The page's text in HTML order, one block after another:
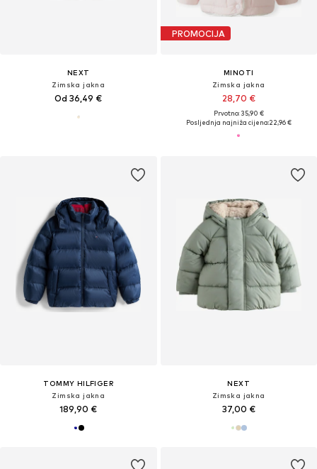
NEXT
Zimska jakna
Od 36,49 €
PROMOCIJA
MINOTI
Zimska jakna
28,70 €
Prvotno: 35,90 €
Posljednja najniža cijena:22,96 €
TOMMY HILFIGER
Zimska jakna
189,90 €
NEXT
Zimska jakna
37,00 €